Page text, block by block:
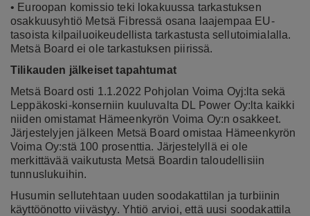
• Euroopan komissio teki lokakuussa tarkastuksen
osakkuusyhtiö Metsä Fibressä osana laajempaa EU-
tasoista kilpailuoikeudellista tarkastusta sellutoimialalla.
Metsä Board ei ole tarkastuksen piirissä.
Tilikauden jälkeiset tapahtumat
Metsä Board osti 1.1.2022 Pohjolan Voima Oyj:lta sekä
Leppäkoski-konserniin kuuluvalta DL Power Oy:lta kaikki
niiden omistamat Hämeenkyrön Voima Oy:n osakkeet.
Järjestelyjen jälkeen Metsä Board omistaa Hämeenkyrön
Voima Oy:stä 100 prosenttia. Järjestelyllä ei ole
merkittävää vaikutusta Metsä Boardin taloudellisiin
tunnuslukuihin.
Husumin sellutehtaan uuden soodakattilan ja turbiinin
käyttöönotto viivästyy. Yhtiö arvioi, että uusi soodakattila